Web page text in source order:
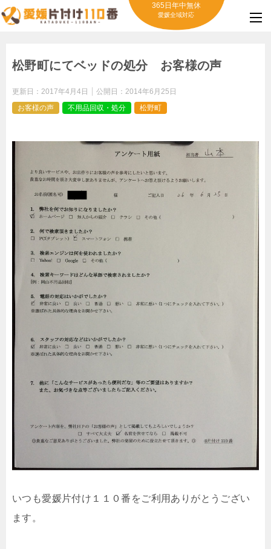
365日年中無休
愛媛全域対応
松野町にてベッドの処分 お客様の声
更新日： 2017年4月4日 公開日： 2014年6月25日
お客様の声
不用品回収・処分 松野町
いつも愛媛片付け１１０番をご利用ありがとうござい
ます。